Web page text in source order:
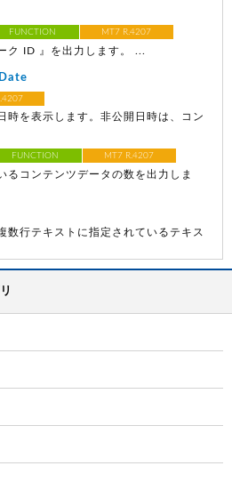
FUNCTION MT7 R.4207
ク ID 』を出力します。 ...
時を表示します。非公開日時は、コン
FUNCTION MT7 R.4207
るコンテンツデータの数を出力しま
数行テキストに指定されているテキス